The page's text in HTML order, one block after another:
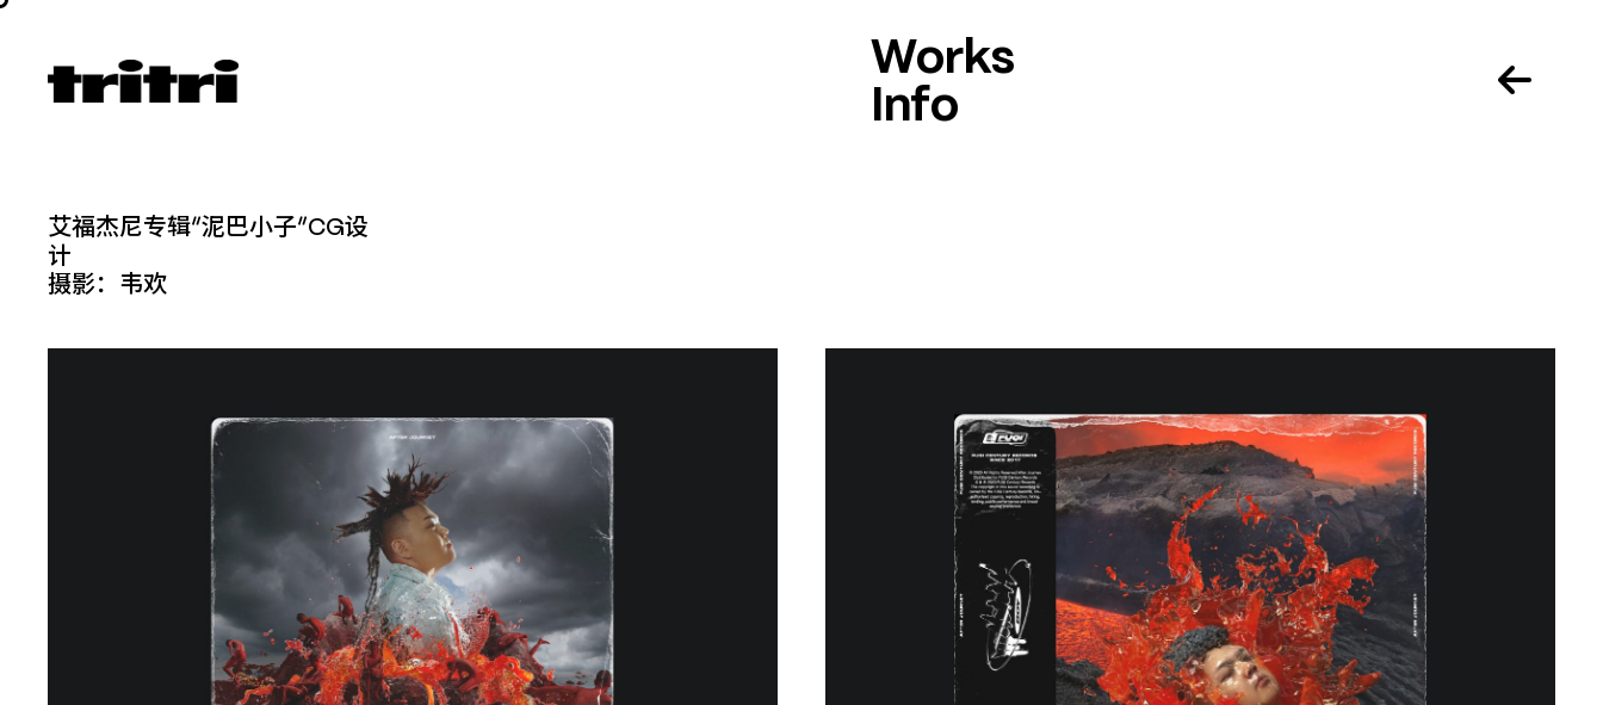
Works
Info
艾福杰尼专辑“泥巴小子”CG设
计
摄影：韦欢